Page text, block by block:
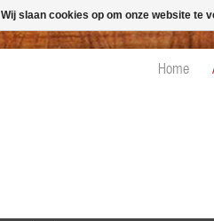
Home
Wij slaan cookies op om onze website te